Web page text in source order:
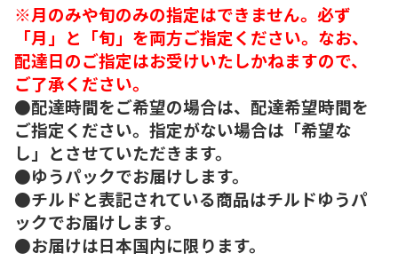
※月のみや旬のみの指定はできません。必ず
「月」と「旬」を両方ご指定ください。なお、
配達日のご指定はお受けいたしかねますので、
ご了承ください。
●配達時間をご希望の場合は、配達希望時間を
ご指定ください。指定がない場合は「希望な
し」とさせていただきます。
●ゆうパックでお届けします。
●チルドと表記されている商品はチルドゆうパ
ックでお届けします。
●お届けは日本国内に限ります。